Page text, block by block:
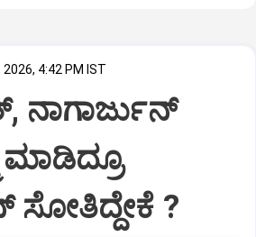
2026, 4:42 PM IST
ನಾಗಾರ್ಜುನ್‌
ಮಾಡಿದ್ರೂ
ಸೋತಿದ್ದೇಕೆ ?‌